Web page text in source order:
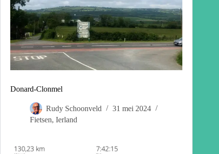
Donard-Clonmel
Rudy Schoonveld
31 mei 2024
Fietsen, Ierland